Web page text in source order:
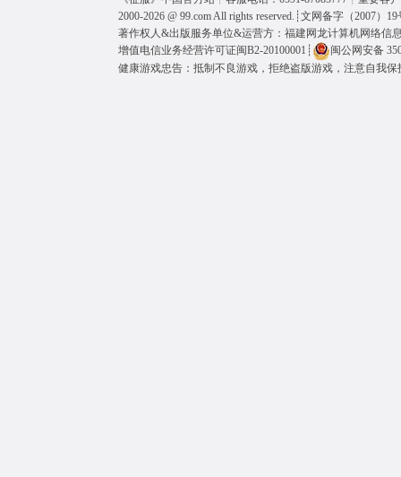
2000-2026 @ 99.comAll rights reserved.┊ 文网备字（2007）19
著作权人&出版服务单位&运营方：福建网龙计算机网络信
增值电信业务经营许可证闽B2-20100001 ┊
闽公网安备
健康游戏忠告：抵制不良游戏，拒绝盗版游戏，注意自我